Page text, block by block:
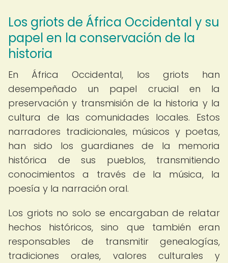
Los griots de África Occidental y su
papel en la conservación de la
historia
En África Occidental, los griots han
desempeñado un papel crucial en la
preservación y transmisión de la historia y la
cultura de las comunidades locales. Estos
narradores tradicionales, músicos y poetas,
han sido los guardianes de la memoria
histórica de sus pueblos, transmitiendo
conocimientos a través de la música, la
poesía y la narración oral.
Los griots no solo se encargaban de relatar
hechos históricos, sino que también eran
responsables de transmitir genealogías,
tradiciones orales, valores culturales y